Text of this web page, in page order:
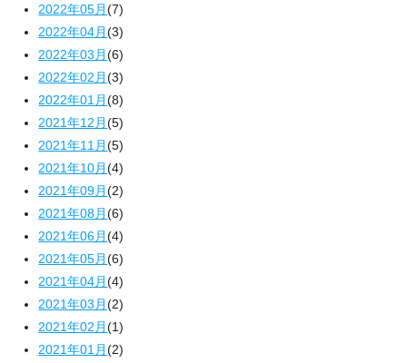
2022年05月(7)
2022年04月(3)
2022年03月(6)
2022年02月(3)
2022年01月(8)
2021年12月(5)
2021年11月(5)
2021年10月(4)
2021年09月(2)
2021年08月(6)
2021年06月(4)
2021年05月(6)
2021年04月(4)
2021年03月(2)
2021年02月(1)
2021年01月(2)